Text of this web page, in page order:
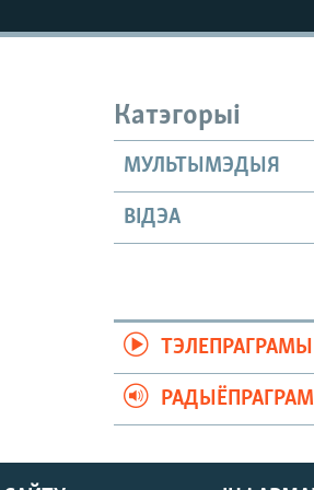
Катэгорыі
МУЛЬТЫМЭДЫЯ
ВІДЭА
ТЭЛЕПРАГРАМЫ